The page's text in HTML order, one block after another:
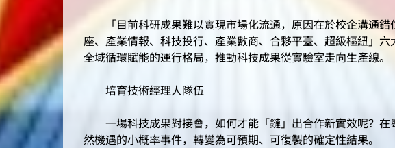
「目前科研成果難以實現市場化流通，原因在於校企溝通錯
座、產業情報、科技投行、產業數商、合夥平臺、超級樞紐」
全域循環賦能的運行格局，推動科技成果從實驗室走向生產線。
培育技術經理人隊伍
一場科技成果對接會，如何才能「鏈」出合作新實效呢？在
然機遇的小概率事件，轉變為可預期、可復製的確定性結果。